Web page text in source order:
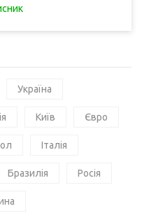
Україна
Київ Євро
Італія
Бразилія Росія